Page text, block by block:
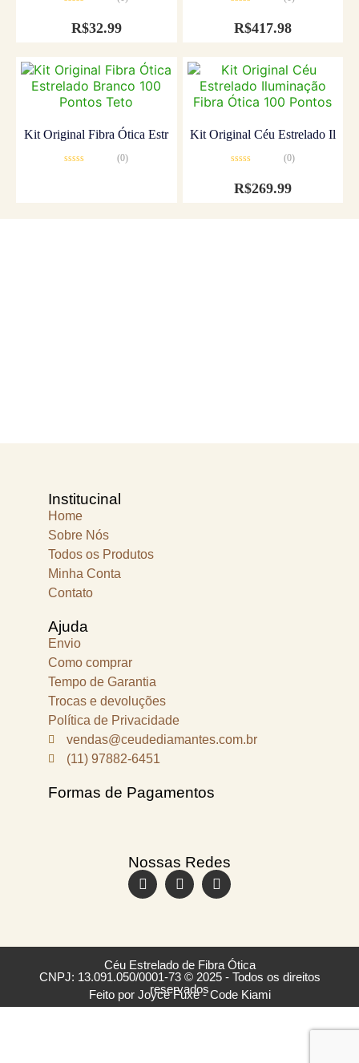
deR$32.99
0
de
R$417.98
Kit Original Fibra Ótica Estr
(0)
Kit Original Céu Estrelado Il
0
de
(0)
R$269.99
Institucinal
Home
Sobre Nós
Todos os Produtos
Minha Conta
Contato
Ajuda
Envio
Como comprar
Tempo de Garantia
Trocas e devoluções
Política de Privacidade
vendas@ceudediamantes.com.br
(11) 97882-6451
Formas de Pagamentos
Nossas Redes
Céu Estrelado de Fibra Ótica
CNPJ: 13.091.050/0001-73 © 2025 - Todos os direitos
reservados
Feito por Joyce Fuxe - Code Kiami